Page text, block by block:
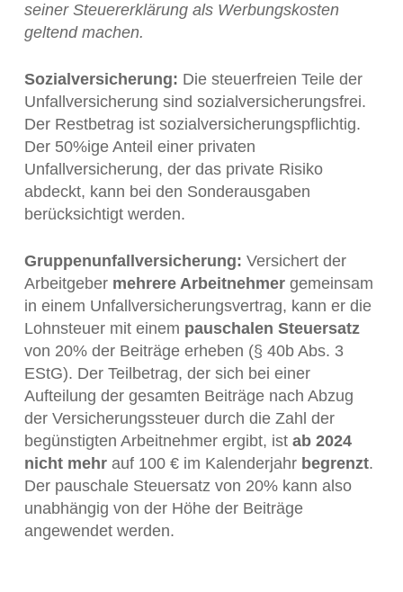
seiner Steuererklärung als Werbungskosten
geltend machen.
Sozialversicherung: Die steuerfreien Teile der
Unfallversicherung sind sozialversicherungsfrei.
Der Restbetrag ist sozialversicherungspflichtig.
Der 50%ige Anteil einer privaten
Unfallversicherung, der das private Risiko
abdeckt, kann bei den Sonderausgaben
berücksichtigt werden.
Gruppenunfallversicherung: Versichert der
Arbeitgeber mehrere Arbeitnehmergemeinsam
in einem Unfallversicherungsvertrag, kann er die
Lohnsteuer mit einem pauschalen Steuersatz
von 20% der Beiträge erheben (§ 40b Abs. 3
EStG). Der Teilbetrag, der sich bei einer
Aufteilung der gesamten Beiträge nach Abzug
der Versicherungssteuer durch die Zahl der
begünstigten Arbeitnehmer ergibt, ist ab 2024
nicht mehrauf 100 € im Kalenderjahr begrenzt.
Der pauschale Steuersatz von 20% kann also
unabhängig von der Höhe der Beiträge
angewendet werden.